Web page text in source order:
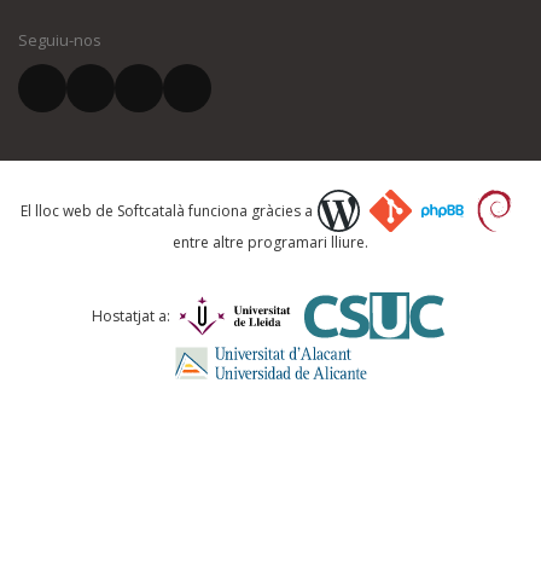
El vostre correu electrònic *
Què proposeu?
Comentari *
Seguiu-nos
El lloc web de Softcatalà funciona gràcies a
entre altre programari lliure.
Hostatjat a: